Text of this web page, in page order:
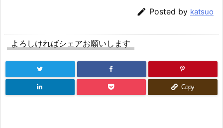
 Posted by katsuo
よろしければシェアお願いします
Copy